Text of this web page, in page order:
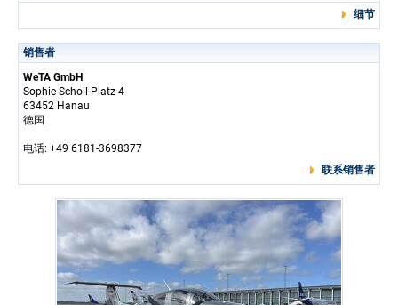
细节
销售者
WeTA GmbH
Sophie-Scholl-Platz 4
63452 Hanau
德国
电话: +49 6181-3698377
联系销售者